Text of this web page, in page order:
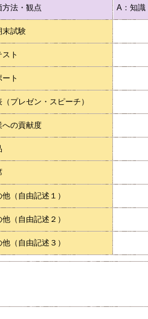
方法・観点 A：知識
末試験
ト
ート
（プレゼン・スピーチ）
への貢献度
他（自由記述１）
他（自由記述２）
他（自由記述３）